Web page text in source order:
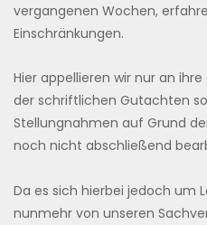
vergangenen Wochen,
Einschränkungen.
Hier appellieren wir nur an
der schriftlichen Gutachten
Stellungnahmen auf Grund
noch nicht abschließend
Da es sich hierbei jedoch um
nunmehr von unseren